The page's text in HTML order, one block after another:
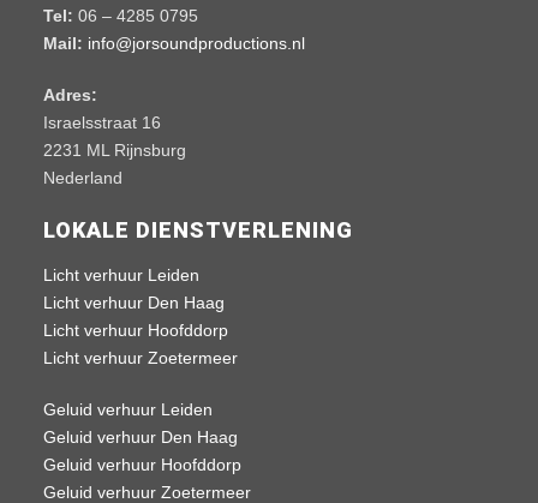
Tel: 06 – 4285 0795
Mail: info@jorsoundproductions.nl
Adres:
Israelsstraat 16
2231 ML Rijnsburg
Nederland
LOKALE DIENSTVERLENING
Licht verhuur Leiden
Licht verhuur Den Haag
Licht verhuur Hoofddorp
Licht verhuur Zoetermeer
Geluid verhuur Leiden
Geluid verhuur Den Haag
Geluid verhuur Hoofddorp
Geluid verhuur Zoetermeer